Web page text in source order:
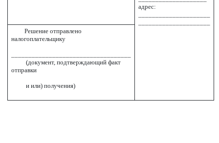
адрес:
Решение отправлено
налогоплательщику
(документ, подтверждающий факт
отправки
и или) получения)